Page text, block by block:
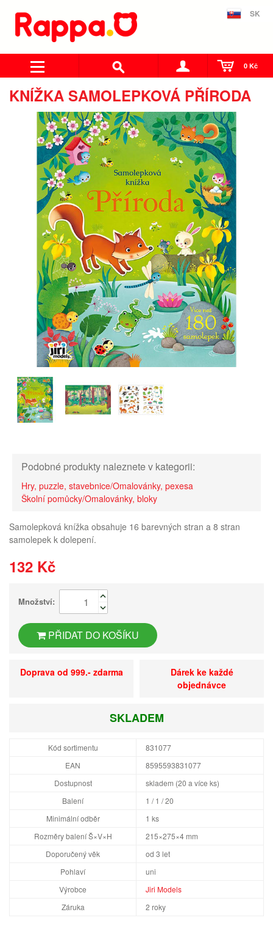
SK
0 Kč
KNÍŽKA SAMOLEPKOVÁ PŘÍRODA
Podobné produkty naleznete v kategorii:
Hry, puzzle, stavebnice/Omalovánky, pexesa
Školní pomůcky/Omalovánky, bloky
Samolepková knížka obsahuje 16 barevných stran a 8 stran
samolepek k dolepení.
132 Kč
Množství:
PŘIDAT DO KOŠÍKU
Doprava od 999.- zdarma
Dárek ke každé
objednávce
SKLADEM
Kód sortimentu
831077
EAN
8595593831077
Dostupnost
skladem (20 a více ks)
Balení
1 / 1 / 20
Minimální odběr
1 ks
Rozměry balení Š×V×H
215×275×4 mm
Doporučený věk
od 3 let
Pohlaví
uni
Výrobce
Jiri Models
Záruka
2 roky